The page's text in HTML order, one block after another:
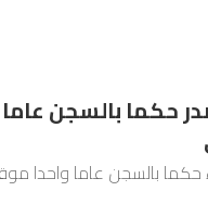
حكما بالسجن
حكما بالسجن عاما